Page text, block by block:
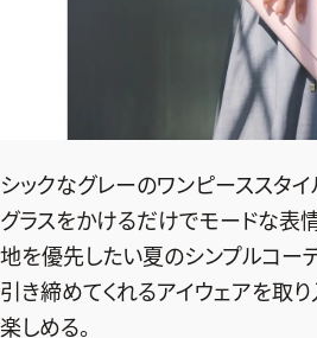
2026年9
最新号試し読み
シックなグレーのワンピーススタイ
グラスをかけるだけでモードな表
地を優先したい夏のシンプルコー
引き締めてくれるアイウェアを取
楽しめる。